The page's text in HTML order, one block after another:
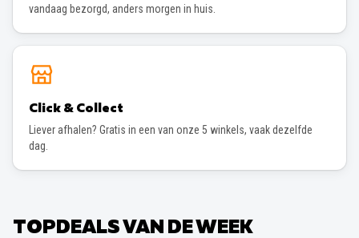
vandaag bezorgd, anders morgen in huis.
Click & Collect
Liever afhalen? Gratis in een van onze 5 winkels, vaak dezelfde
dag.
TOPDEALS VAN DE WEEK